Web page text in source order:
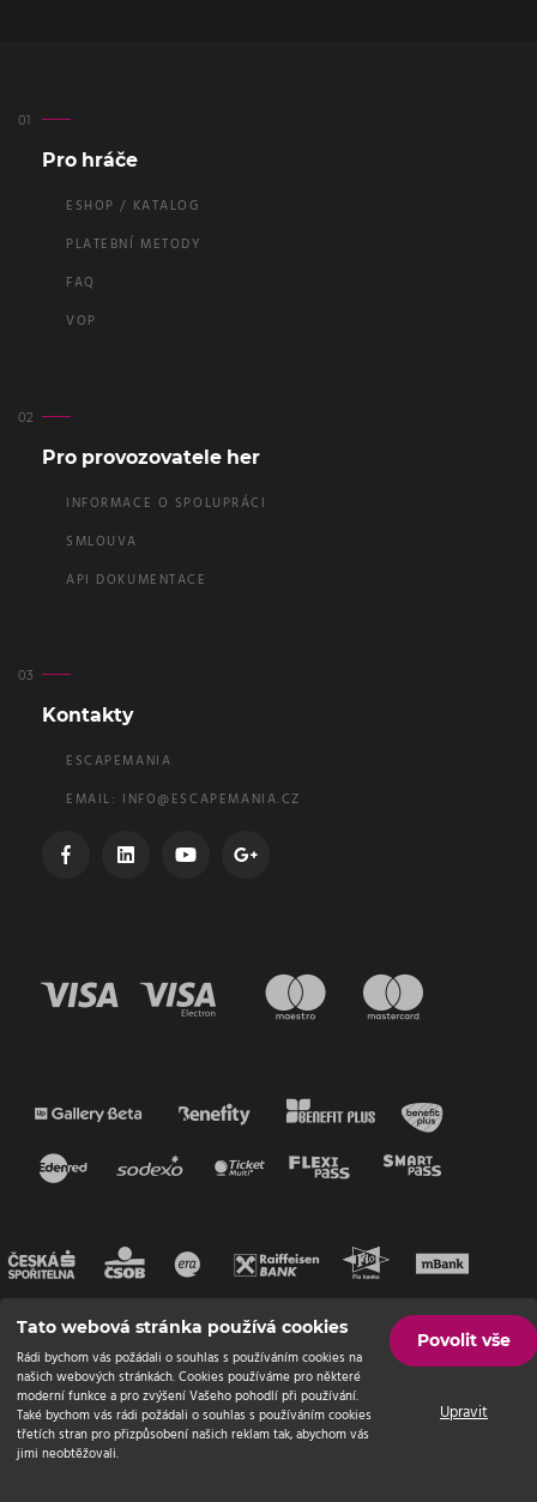
Pro hráče
ESHOP / KATALOG
PLATEBNÍ METODY
FAQ
VOP
Pro provozovatele her
INFORMACE O SPOLUPRÁCI
SMLOUVA
API DOKUMENTACE
Kontakty
ESCAPEMANIA
EMAIL: INFO@ESCAPEMANIA.CZ
Tato webová stránka používá cookies
Rádi bychom vás požádali o souhlas s používáním cookies na
našich webových stránkách. Cookies používáme pro některé
moderní funkce a pro zvýšení Vašeho pohodlí při používání.
Také bychom vás rádi požádali o souhlas s používáním cookies
třetích stran pro přizpůsobení našich reklam tak, abychom vás
jimi neobtěžovali.
Povolit vše
Upravit